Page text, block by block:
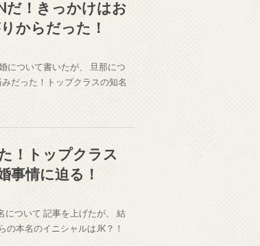
だ！きっかけはお
からだった！
ついて書いたが、 旦那につ
だった！トップクラスの知名
！トップクラス
事情に迫る！
ついて 記事を上げたが、 結
本名のイニシャルはJK？！